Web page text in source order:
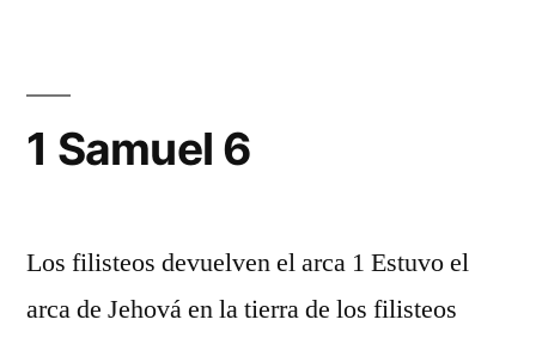
1 Samuel 6
Los filisteos devuelven el arca 1 Estuvo el
arca de Jehová en la tierra de los filisteos